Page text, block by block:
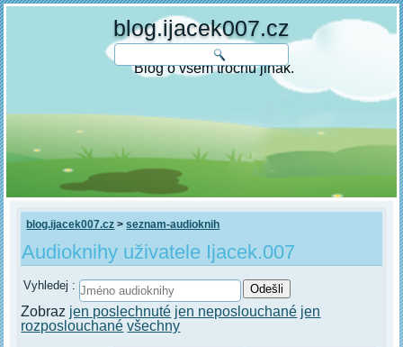
blog.ijacek007.cz
Blog o všem trochu jinak.
blog.ijacek007.cz >seznam-audioknih
Audioknihy uživatele Ijacek.007
Vyhledej :
Zobraz jen poslechnuté jen neposlouchané jen
rozposlouchané všechny